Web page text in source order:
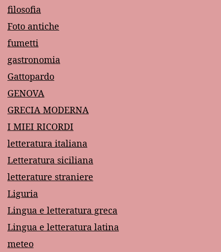
filosofia
Foto antiche
fumetti
gastronomia
Gattopardo
GENOVA
GRECIA MODERNA
I MIEI RICORDI
letteratura italiana
Letteratura siciliana
letterature straniere
Liguria
Lingua e letteratura greca
Lingua e letteratura latina
meteo